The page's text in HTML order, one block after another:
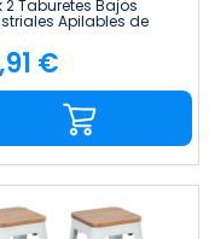
2 Taburetes Bajos
Apilables de
y Madera
Thinia Home
€